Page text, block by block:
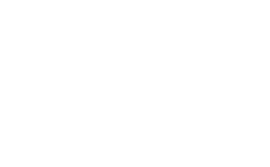
vyměnitelná.
rostlin, je poměrně nákladné, ale koneckonců existují
zimování rostlin, jež nesnášejí mráz, je mnohem
zahájení skleníkové sezóny.
na tom, zda je skleník izolován a jaký typ vytápění je pro
vytápět elektřinou. Jestliže použijeme termostaty a
stát provoz elektrického topení více než jiné typy